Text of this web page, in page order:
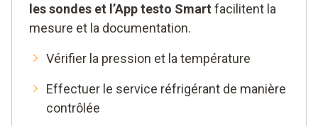
les sondes et l’App testo Smart facilitent la
mesure et la documentation.
Vérifier la pression et la température
Effectuer le service réfrigérant de manière
contrôlée